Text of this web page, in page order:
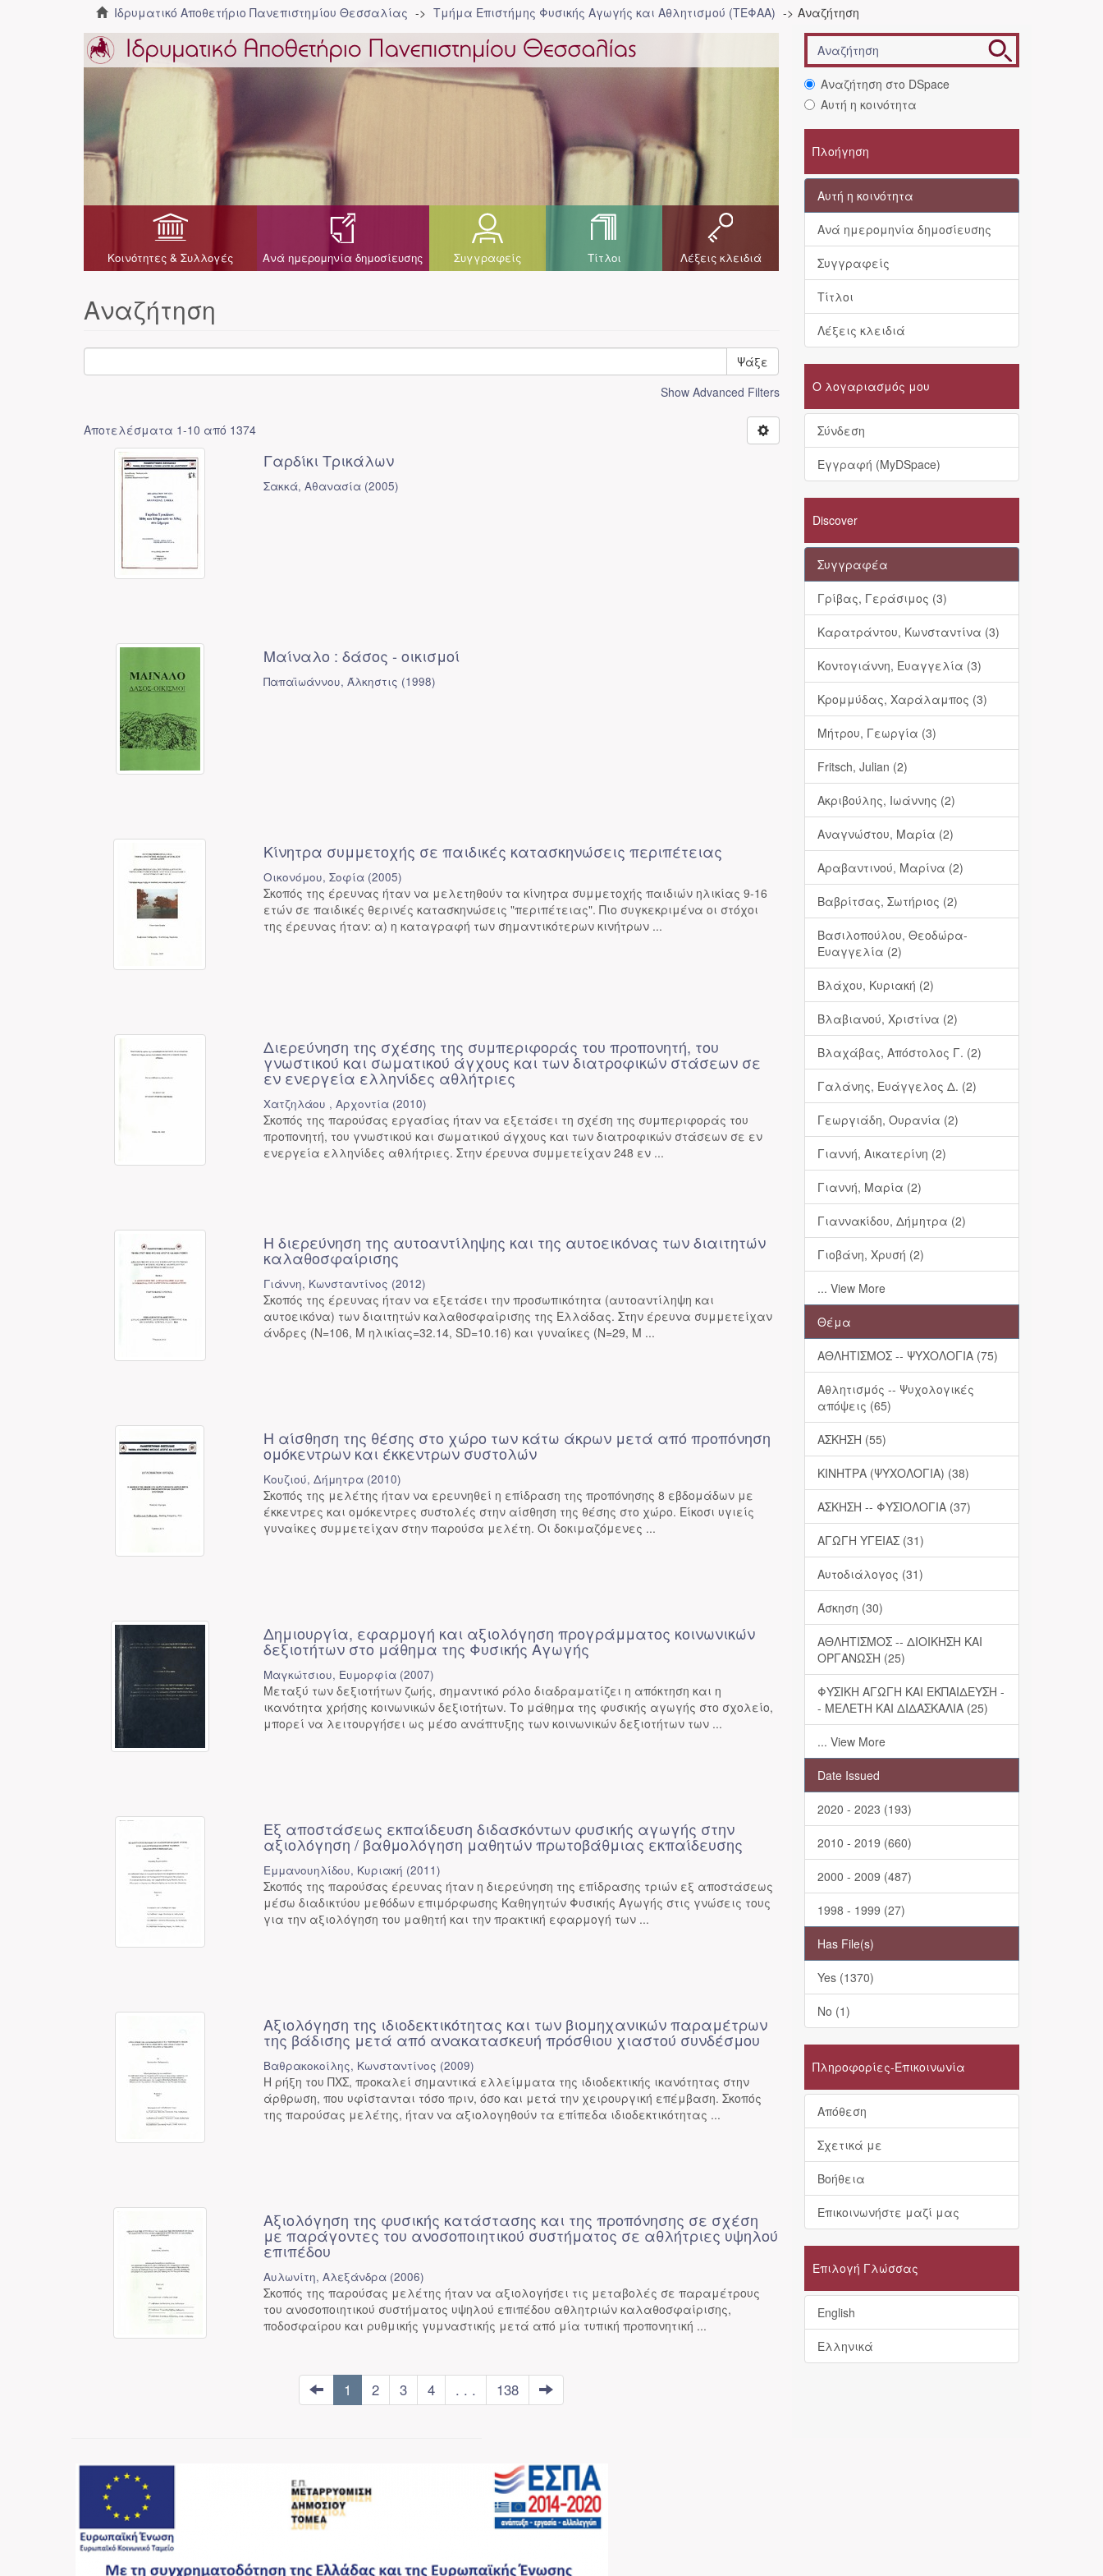
Ιδρυματικό Αποθετήριο Πανεπιστημίου Θεσσαλίας Τμήμα Επιστήμης Φυσικής Αγωγής και Αθλητισμού (ΤΕΦΑΑ) Αναζήτηση
Κοινότητες & Συλλογές Ανά ημερομηνία δημοσίευσης Συγγραφείς Τίτλοι Λέξεις κλειδιά
Αναζήτηση
Ψάξε
Show Advanced Filters
Αποτελέσματα 1-10 από 1374
Γαρδίκι Τρικάλων
Σακκά, Αθανασία (2005)
Μαίναλο : δάσος - οικισμοί
Παπαϊωάννου, Άλκηστις (1998)
Κίνητρα συμμετοχής σε παιδικές κατασκηνώσεις περιπέτειας
Οικονόμου, Σοφία (2005)
Σκοπός της έρευνας ήταν να μελετηθούν τα κίνητρα συμμετοχής παιδιών ηλικίας 9-16
ετών σε παιδικές θερινές κατασκηνώσεις "περιπέτειας". Πιο συγκεκριμένα οι στόχοι
της έρευνας ήταν: α) η καταγραφή των σημαντικότερων κινήτρων ...
Διερεύνηση της σχέσης της συμπεριφοράς του προπονητή, του
γνωστικού και σωματικού άγχους και των διατροφικών στάσεων σε
εν ενεργεία ελληνίδες αθλήτριες
Χατζηλάου , Αρχοντία (2010)
Σκοπός της παρούσας εργασίας ήταν να εξετάσει τη σχέση της συμπεριφοράς του
προπονητή, του γνωστικού και σωματικού άγχους και των διατροφικών στάσεων σε εν
ενεργεία ελληνίδες αθλήτριες. Στην έρευνα συμμετείχαν 248 εν ...
Η διερεύνηση της αυτοαντίληψης και της αυτοεικόνας των διαιτητών
καλαθοσφαίρισης
Γιάννη, Κωνσταντίνος (2012)
Σκοπός της έρευνας ήταν να εξετάσει την προσωπικότητα (αυτοαντίληψη και
αυτοεικόνα) των διαιτητών καλαθοσφαίρισης της Ελλάδας. Στην έρευνα συμμετείχαν
άνδρες (Ν=106, Μ ηλικίας=32.14, SD=10.16) και γυναίκες (Ν=29, Μ ...
Η αίσθηση της θέσης στο χώρο των κάτω άκρων μετά από προπόνηση
ομόκεντρων και έκκεντρων συστολών
Κουζιού, Δήμητρα (2010)
Σκοπός της μελέτης ήταν να ερευνηθεί η επίδραση της προπόνησης 8 εβδομάδων με
έκκεντρες και ομόκεντρες συστολές στην αίσθηση της θέσης στο χώρο. Είκοσι υγιείς
γυναίκες συμμετείχαν στην παρούσα μελέτη. Οι δοκιμαζόμενες ...
Δημιουργία, εφαρμογή και αξιολόγηση προγράμματος κοινωνικών
δεξιοτήτων στο μάθημα της Φυσικής Αγωγής
Μαγκώτσιου, Ευμορφία (2007)
Μεταξύ των δεξιοτήτων ζωής, σημαντικό ρόλο διαδραματίζει η απόκτηση και η
ικανότητα χρήσης κοινωνικών δεξιοτήτων. Το μάθημα της φυσικής αγωγής στο σχολείο,
μπορεί να λειτουργήσει ως μέσο ανάπτυξης των κοινωνικών δεξιοτήτων των ...
Εξ αποστάσεως εκπαίδευση διδασκόντων φυσικής αγωγής στην
αξιολόγηση / βαθμολόγηση μαθητών πρωτοβάθμιας εκπαίδευσης
Εμμανουηλίδου, Κυριακή (2011)
Σκοπός της παρούσας έρευνας ήταν η διερεύνηση της επίδρασης τριών εξ αποστάσεως
μέσω διαδικτύου μεθόδων επιμόρφωσης Καθηγητών Φυσικής Αγωγής στις γνώσεις τους
για την αξιολόγηση του μαθητή και την πρακτική εφαρμογή των ...
Αξιολόγηση της ιδιοδεκτικότητας και των βιομηχανικών παραμέτρων
της βάδισης μετά από ανακατασκευή πρόσθιου χιαστού συνδέσμου
Βαθρακοκοίλης, Κωνσταντίνος (2009)
Η ρήξη του ΠΧΣ, προκαλεί σημαντικά ελλείμματα της ιδιοδεκτικής ικανότητας στην
άρθρωση, που υφίστανται τόσο πριν, όσο και μετά την χειρουργική επέμβαση. Σκοπός
της παρούσας μελέτης, ήταν να αξιολογηθούν τα επίπεδα ιδιοδεκτικότητας ...
Αξιολόγηση της φυσικής κατάστασης και της προπόνησης σε σχέση
με παράγοντες του ανοσοποιητικού συστήματος σε αθλήτριες υψηλού
επιπέδου
Αυλωνίτη, Αλεξάνδρα (2006)
Σκοπός της παρούσας μελέτης ήταν να αξιολογήσει τις μεταβολές σε παραμέτρους
του ανοσοποιητικού συστήματος υψηλού επιπέδου αθλητριών καλαθοσφαίρισης,
ποδοσφαίρου και ρυθμικής γυμναστικής μετά από μία τυπική προπονητική ...
1 2 3 4 . . . 138
Αναζήτηση στο DSpace
Αυτή η κοινότητα
Πλοήγηση
Αυτή η κοινότητα
Ανά ημερομηνία δημοσίευσης
Συγγραφείς
Τίτλοι
Λέξεις κλειδιά
Ο λογαριασμός μου
Σύνδεση
Εγγραφή (MyDSpace)
Discover
Συγγραφέα
Γρίβας, Γεράσιμος (3)
Καρατράντου, Κωνσταντίνα (3)
Κοντογιάννη, Ευαγγελία (3)
Κρομμύδας, Χαράλαμπος (3)
Μήτρου, Γεωργία (3)
Fritsch, Julian (2)
Ακριβούλης, Ιωάννης (2)
Αναγνώστου, Μαρία (2)
Αραβαντινού, Μαρίνα (2)
Βαβρίτσας, Σωτήριος (2)
Βασιλοπούλου, Θεοδώρα-
Ευαγγελία (2)
Βλάχου, Κυριακή (2)
Βλαβιανού, Χριστίνα (2)
Βλαχάβας, Απόστολος Γ. (2)
Γαλάνης, Ευάγγελος Δ. (2)
Γεωργιάδη, Ουρανία (2)
Γιαννή, Αικατερίνη (2)
Γιαννή, Μαρία (2)
Γιαννακίδου, Δήμητρα (2)
Γιοβάνη, Χρυσή (2)
... View More
Θέμα
ΑΘΛΗΤΙΣΜΟΣ -- ΨΥΧΟΛΟΓΙΑ (75)
Αθλητισμός -- Ψυχολογικές
απόψεις (65)
ΑΣΚΗΣΗ (55)
ΚΙΝΗΤΡΑ (ΨΥΧΟΛΟΓΙΑ) (38)
ΑΣΚΗΣΗ -- ΦΥΣΙΟΛΟΓΙΑ (37)
ΑΓΩΓΗ ΥΓΕΙΑΣ (31)
Αυτοδιάλογος (31)
Άσκηση (30)
ΑΘΛΗΤΙΣΜΟΣ -- ΔΙΟΙΚΗΣΗ ΚΑΙ
ΟΡΓΑΝΩΣΗ (25)
ΦΥΣΙΚΗ ΑΓΩΓΗ ΚΑΙ ΕΚΠΑΙΔΕΥΣΗ -
- ΜΕΛΕΤΗ ΚΑΙ ΔΙΔΑΣΚΑΛΙΑ (25)
... View More
Date Issued
2020 - 2023 (193)
2010 - 2019 (660)
2000 - 2009 (487)
1998 - 1999 (27)
Has File(s)
Yes (1370)
No (1)
Πληροφορίες-Επικοινωνία
Απόθεση
Σχετικά με
Βοήθεια
Επικοινωνήστε μαζί μας
Επιλογή Γλώσσας
English
Ελληνικά